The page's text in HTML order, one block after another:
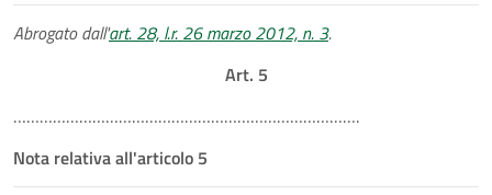
Abrogato dall'art. 28, l.r. 26 marzo 2012, n. 3.
Art. 5
…………………………………………………………………….
Nota relativa all'articolo 5